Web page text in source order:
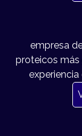
empresa
proteicos más
experiencia